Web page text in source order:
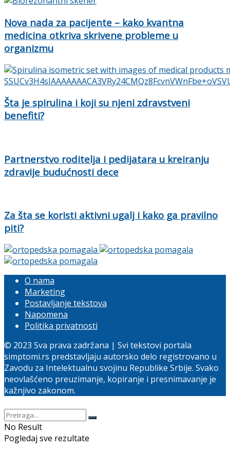
Nova nada za pacijente – kako kvantna
medicina otkriva skrivene probleme u
organizmu
Šta je spirulina i koji su njeni zdravstveni
benefiti?
Partnerstvo roditelja i pedijatara u kreiranju
zdravije budućnosti dece
Za šta se koristi aktivni ugalj i kako ga pravilno
piti?
O nama
Marketing
Postavljanje tekstova
Napomena
Politika privatnosti
© 2023 Sva prava zadržana | Svi tekstovi portala
simptomi.rs predstavljaju autorsko delo registrovano u
Zavodu za Intelektualnu svojinu Republike Srbije. Svako
neovlašćeno preuzimanje, kopiranje i presnimavanje je
kažnjivo zakonom.
No Result
Pogledaj sve rezultate